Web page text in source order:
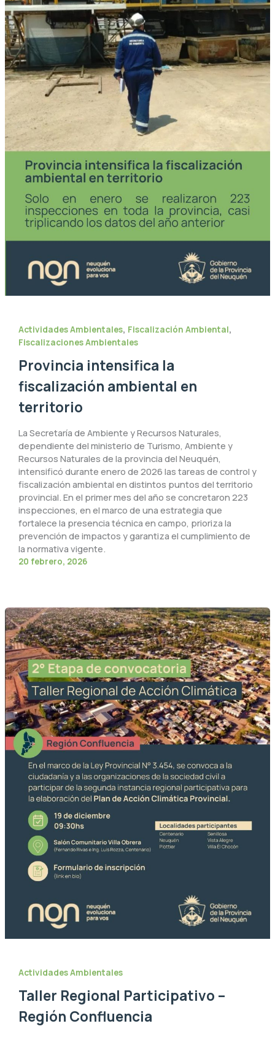
Actividades Ambientales, Fiscalización Ambiental,
Fiscalizaciones Ambientales
Provincia intensifica la
fiscalización ambiental en
territorio
La Secretaría de Ambiente y Recursos Naturales,
dependiente del ministerio de Turismo, Ambiente y
Recursos Naturales de la provincia del Neuquén,
intensificó durante enero de 2026 las tareas de control y
fiscalización ambiental en distintos puntos del territorio
provincial. En el primer mes del año se concretaron 223
inspecciones, en el marco de una estrategia que
fortalece la presencia técnica en campo, prioriza la
prevención de impactos y garantiza el cumplimiento de
la normativa vigente.
20 febrero, 2026
Actividades Ambientales
Taller Regional Participativo –
Región Confluencia